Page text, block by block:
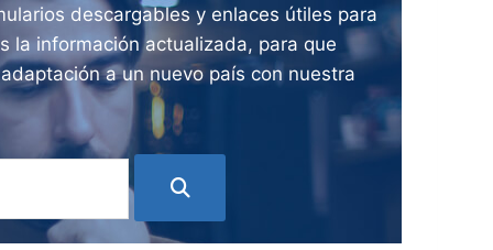
descargables y enlaces útiles para
la información actualizada, para que
a un nuevo país con nuestra